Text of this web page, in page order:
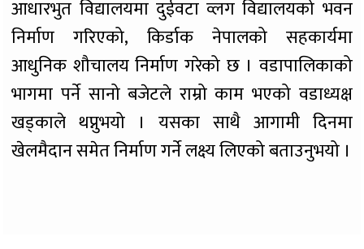
आधारभुत विद्यालयमा दुईवटा व्लग विद्यालयको भवन
निर्माण गरिएको, किर्डाक नेपालको सहकार्यमा
आधुनिक शौचालय निर्माण गरेको छ । वडापालिकाको
भागमा पर्ने सानो बजेटले राम्रो काम भएको वडाध्यक्ष
खड्काले थप्नुभयो । यसका साथै आगामी दिनमा
खेलमैदान समेत निर्माण गर्ने लक्ष्य लिएको बताउनुभयो ।